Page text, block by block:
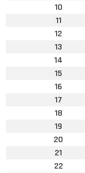
10
11
12
13
14
15
16
17
18
19
20
21
22